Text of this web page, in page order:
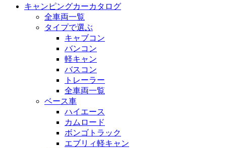
キャンピングカーカタログ
全車両一覧
タイプで選ぶ
キャブコン
バンコン
軽キャン
バスコン
トレーラー
全車両一覧
ベース車
ハイエース
カムロード
ボンゴトラック
エブリィ軽キャン